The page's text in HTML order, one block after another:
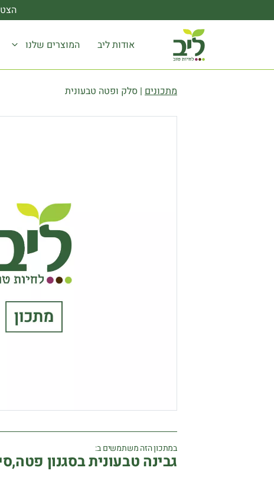
אודות ליב המוצרים שלנו
מתכונים | סלק ופטה טבעונית
במתכון הזה משתמשים ב:
גבינה טבעונית בסגנון